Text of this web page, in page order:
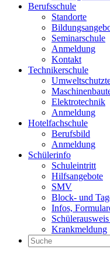
Berufsschule
Standorte
Seminarschule
Anmeldung
Kontakt
Technikerschule
Elektrotechnik
Anmeldung
Hotelfachschule
Berufsbild
Anmeldung
Schülerinfo
Schuleintritt
Hilfsangebote
SMV
Block- und
Infos,
Krankmeldung